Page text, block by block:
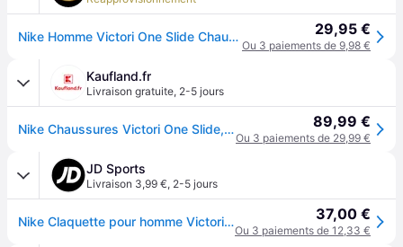
Nike Homme Victori One Slide Chaussures, Noir, 44 EU 29,95 €
Ou 3 paiements de 9,98 €
Kaufland.fr
Livraison gratuite, 2-5 jours
Nike Chaussures Victori One Slide, CN9675003 89,99 €
Ou 3 paiements de 29,99 €
JD Sports
Livraison 3,99 €, 2-5 jours
Nike Claquette pour homme Victori One - Noir, Noir - 40 37,00 €
Ou 3 paiements de 12,33 €